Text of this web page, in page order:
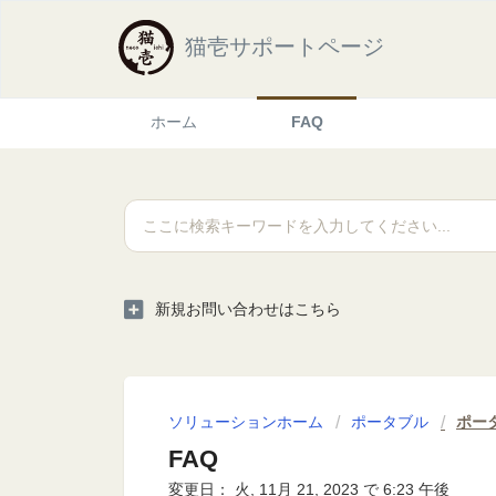
猫壱サポートページ
ホーム FAQ
新規お問い合わせはこちら
ソリューションホーム ポータブル ポー
FAQ
変更日： 火, 11月 21, 2023 で 6:23 午後